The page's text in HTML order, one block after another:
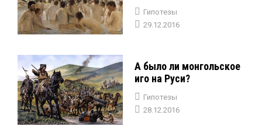
Гипотезы
29.12.2016
А было ли монгольское
иго на Руси?
Гипотезы
28.12.2016